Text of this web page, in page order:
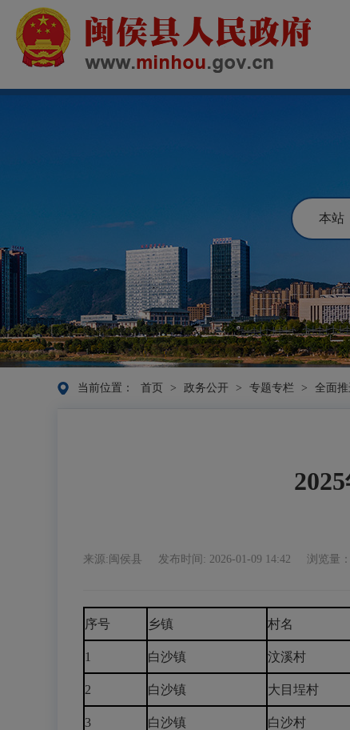
当前位置： 首页 > 政务公开 > 专题专栏 > 全面
来源:闽侯县 发布时间: 2026-01-09 14:42 浏览量
序号 乡镇 村名
1 白沙镇 汶溪村
2 白沙镇 大目埕村
3 白沙镇 白沙村